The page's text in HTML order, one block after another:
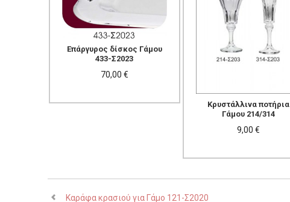
Επάργυρος δίσκος Γάμου
433-Σ2023
70,00 €
Κρυστάλλινα ποτήρια
Γάμου 214/314
9,00 €
Καράφα κρασιού για Γάμο 121-Σ2020